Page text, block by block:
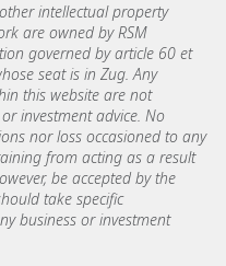
intellectual property
are owned by RSM
governed by article 60 et
seat is in Zug. Any
this website are not
investment advice. No
nor loss occasioned to any
from acting as a result
be accepted by the
take specific
business or investment